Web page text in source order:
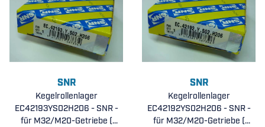
SNR
Kegelrollenlager
EC42193YS02H206 - SNR -
für M32/M20-Getriebe (
SNR
Kegelrollenlager
EC42192YS02H206 - SNR -
für M32/M20-Getriebe (